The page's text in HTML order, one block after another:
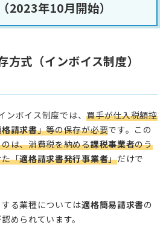
2023年10月開始）
方式（インボイス制度）
ンボイス制度では、買手が仕入税額控
請求書」等の保存が必要です。この
は、消費税を納める課税事業者のう
「適格請求書発行事業者」だけで
る業種については適格簡易請求書の
められています。